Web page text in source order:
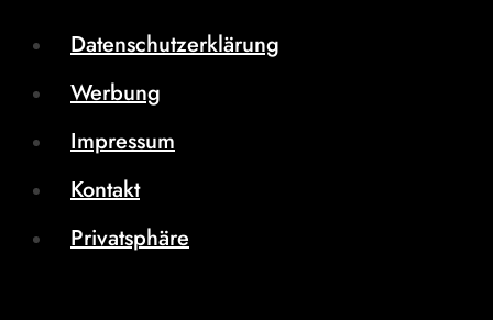
Datenschutzerklärung
Werbung
Impressum
Kontakt
Privatsphäre